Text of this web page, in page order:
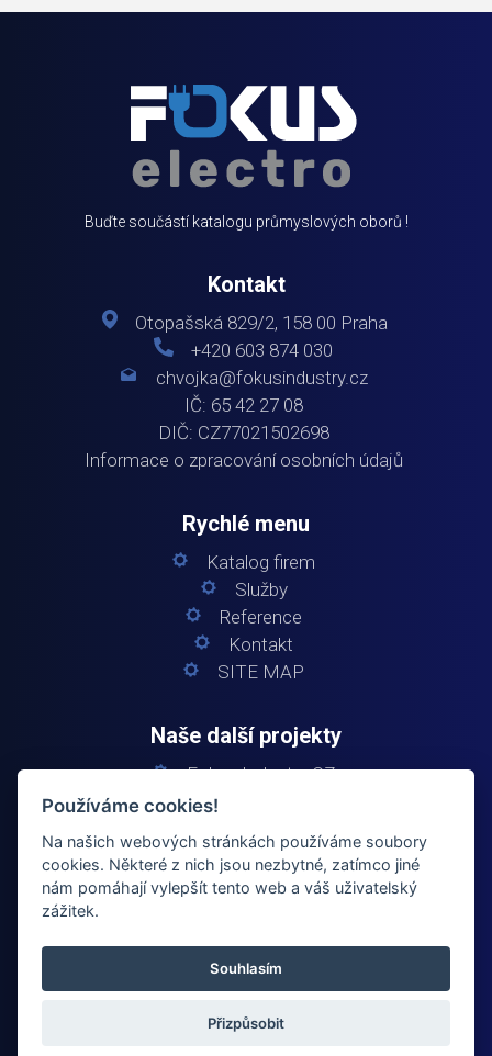
Buďte součástí katalogu průmyslových oborů !
Kontakt
Otopašská 829/2, 158 00 Praha
+420 603 874 030
chvojka@fokusindustry.cz
IČ: 65 42 27 08
DIČ: CZ77021502698
Informace o zpracování osobních údajů
Rychlé menu
Katalog firem
Služby
Reference
Kontakt
SITE MAP
Naše další projekty
Fokus Industry CZ
Fokus Industry SK
Fokus Elektro
Fokus Building
© 2024fokuselectro.czVšechna práva vyhrazena
Používáme cookies!
Na našich webových stránkách používáme soubory
cookies. Některé z nich jsou nezbytné, zatímco jiné
nám pomáhají vylepšít tento web a váš uživatelský
zážitek.
Souhlasím
Přizpůsobit